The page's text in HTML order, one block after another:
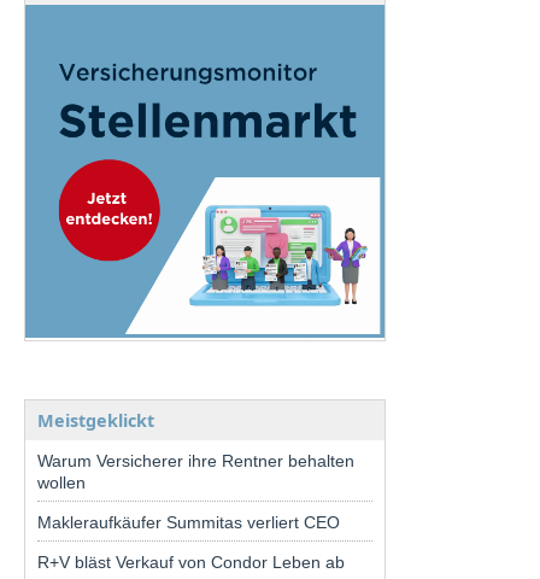
Meistgeklickt
Warum Versicherer ihre Rentner behalten
wollen
Makleraufkäufer Summitas verliert CEO
R+V bläst Verkauf von Condor Leben ab